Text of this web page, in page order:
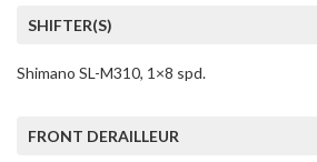
SHIFTER(S)
Shimano SL-M310, 1×8 spd.
FRONT DERAILLEUR